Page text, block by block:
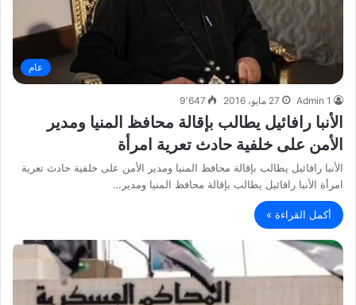
عام
Admin 1 27 مايو، 2016 9٬647
الأنبا رافائيل يطالب بإقالة محافظ المنيا ومدير
الأمن على خلفية حادث تعرية امرأة
الأنبا رافائيل يطالب بإقالة محافظ المنيا ومدير الأمن على خلفية حادث تعرية
امرأة الأنبا رافائيل يطالب بإقالة محافظ المنيا ومدير…
أكمل القراءة »